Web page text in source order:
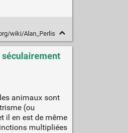
wiki/Alan_Perlis
séculairement
animaux sont
(ou
il en est de même
multipliées